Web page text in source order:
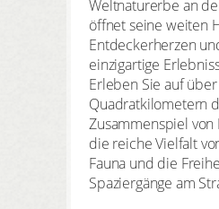
Weltnaturerbe an
öffnet seine weiten
Entdeckerherzen
einzigartige
Erleben Sie auf
Quadratkilometern
Zusammenspiel von
die reiche Vielfalt
Fauna und die
Spaziergänge am